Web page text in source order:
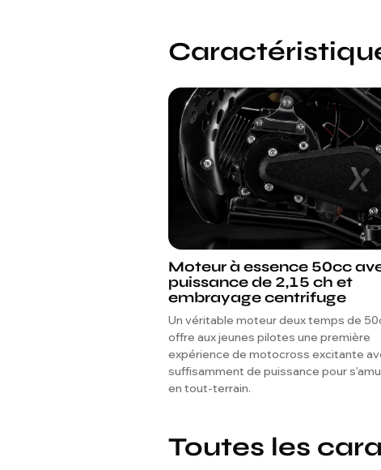
Moteur à essence 50cc
puissance de 2,15 ch et
embrayage centrifuge
Un véritable moteur deux temps de
offre aux jeunes pilotes une première
expérience de motocross excitante
suffisamment de puissance pour
en tout-terrain.
Toutes les